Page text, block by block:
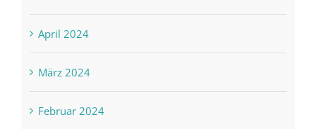
April 2024
März 2024
Februar 2024